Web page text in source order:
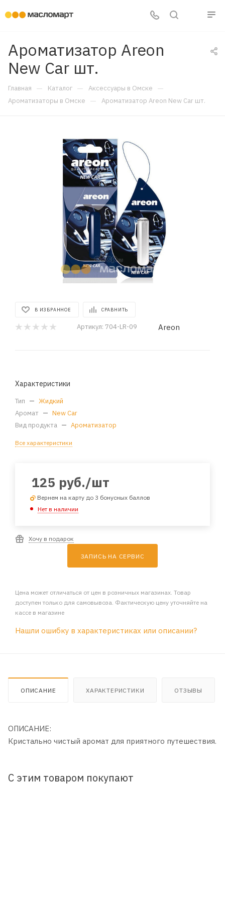
Ароматизатор Areon
New Car шт.
Главная — Каталог — Аксессуары в Омске —
Ароматизаторы в Омске — Ароматизатор Areon New Car шт.
В ИЗБРАННОЕ СРАВНИТЬ
Артикул: 704-LR-09 Areon
Характеристики
Тип — Жидкий
Аромат — New Car
Вид продукта — Ароматизатор
Все характеристики
125 руб./шт
Вернем на карту до 3 бонусных баллов
Нет в наличии
Хочу в подарок
ЗАПИСЬ НА СЕРВИС
Цена может отличаться от цен в розничных магазинах. Товар
доступен только для самовывоза. Фактическую цену уточняйте на
кассе в магазине
Нашли ошибку в характеристиках или описании?
ОПИСАНИЕ ХАРАКТЕРИСТИКИ ОТЗЫВЫ
ОПИСАНИЕ:
Кристально чистый аромат для приятного путешествия.
С этим товаром покупают